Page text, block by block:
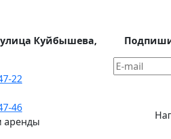
Куйбышева,
22
46
аренды